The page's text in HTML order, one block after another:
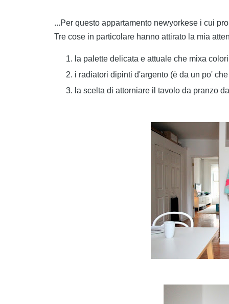
...Per questo appartamento newyorkese i cui
Tre cose in particolare hanno attirato la mia
la palette delicata e attuale che mixa
i radiatori dipinti d'argento (è da un po'
la scelta di attorniare il tavolo da pranzo